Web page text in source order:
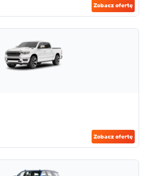
Zobacz ofertę
Zobacz ofertę